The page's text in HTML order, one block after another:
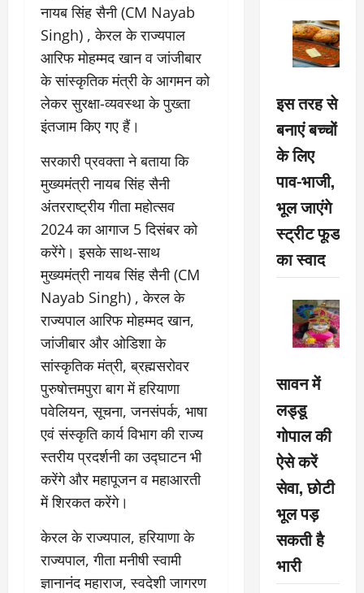
नायब सिंह सैनी (CM Nayab
Singh) , केरल के राज्यपाल
आरिफ मोहम्मद खान व जांजीबार
के सांस्कृतिक मंत्री के आगमन को
लेकर सुरक्षा-व्यवस्था के पुख्ता
इंतजाम किए गए हैं।
सरकारी प्रवक्ता ने बताया कि
मुख्यमंत्री नायब सिंह सैनी
अंतरराष्ट्रीय गीता महोत्सव
2024 का आगाज 5 दिसंबर को
करेंगे। इसके साथ-साथ
मुख्यमंत्री नायब सिंह सैनी (CM
Nayab Singh) , केरल के
राज्यपाल आरिफ मोहम्मद खान,
जांजीबार और ओडिशा के
सांस्कृतिक मंत्री, ब्रह्मसरोवर
पुरुषोत्तमपुरा बाग में हरियाणा
पवेलियन, सूचना, जनसंपर्क, भाषा
एवं संस्कृति कार्य विभाग की राज्य
स्तरीय प्रदर्शनी का उद्घाटन भी
करेंगे और महापूजन व महाआरती
में शिरकत करेंगे।
केरल के राज्यपाल, हरियाणा के
राज्यपाल, गीता मनीषी स्वामी
ज्ञानानंद महाराज, स्वदेशी जागरण
इस तरह से
बनाएं बच्चों
के लिए
पाव-भाजी,
भूल जाएंगे
स्ट्रीट फूड
का स्वाद
सावन में
लड्डू
गोपाल की
ऐसे करें
सेवा, छोटी
भूल पड़
सकती है
भारी